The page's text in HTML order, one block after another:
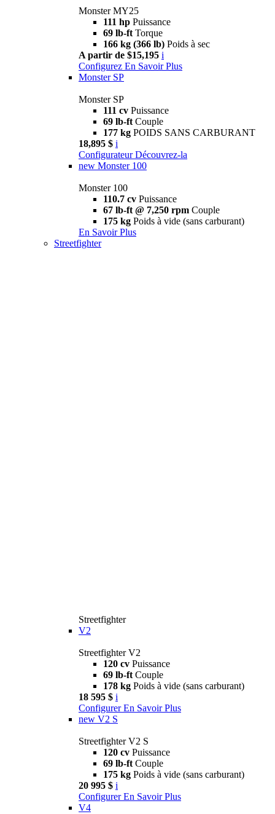
Monster MY25
111 hp Puissance
69 lb-ft Torque
166 kg (366 lb) Poids à sec
A partir de $15,195 i
Configurez En Savoir Plus
Monster SP
Monster SP
111 cv Puissance
69 lb-ft Couple
177 kg POIDS SANS CARBURANT
18,895 $ i
Configurateur Découvrez-la
new Monster 100
Monster 100
110.7 cv Puissance
67 lb-ft @ 7,250 rpm Couple
175 kg Poids à vide (sans carburant)
En Savoir Plus
Streetfighter
Streetfighter
V2
Streetfighter V2
120 cv Puissance
69 lb-ft Couple
178 kg Poids à vide (sans carburant)
18 595 $ i
Configurer En Savoir Plus
new V2 S
Streetfighter V2 S
120 cv Puissance
69 lb-ft Couple
175 kg Poids à vide (sans carburant)
20 995 $ i
Configurer En Savoir Plus
V4